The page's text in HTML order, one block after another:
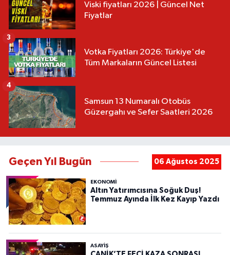
Viski fiyatları 2026 | Güncel Net
Fiyatlar
Votka Fiyatları 2026: Türkiye'de
Tüm Markaların Güncel Listesi
3
Samsun 13 Numaralı Otobüs
Güzergahı ve Sefer Saatleri 2026
4
Geçen Yıl Bugün 06 Ağustos 2025
EKONOMİ
Altın Yatırımcısına Soğuk Duş!
Temmuz Ayında İlk Kez Kayıp Yazdı
ASAYIŞ